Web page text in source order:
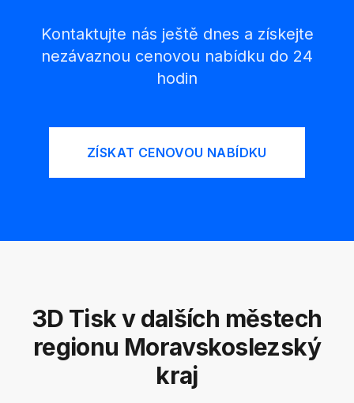
Kontaktujte nás ještě dnes a získejte
nezávaznou cenovou nabídku do 24
hodin
ZÍSKAT CENOVOU NABÍDKU
3D Tisk v dalších městech
regionu Moravskoslezský
kraj